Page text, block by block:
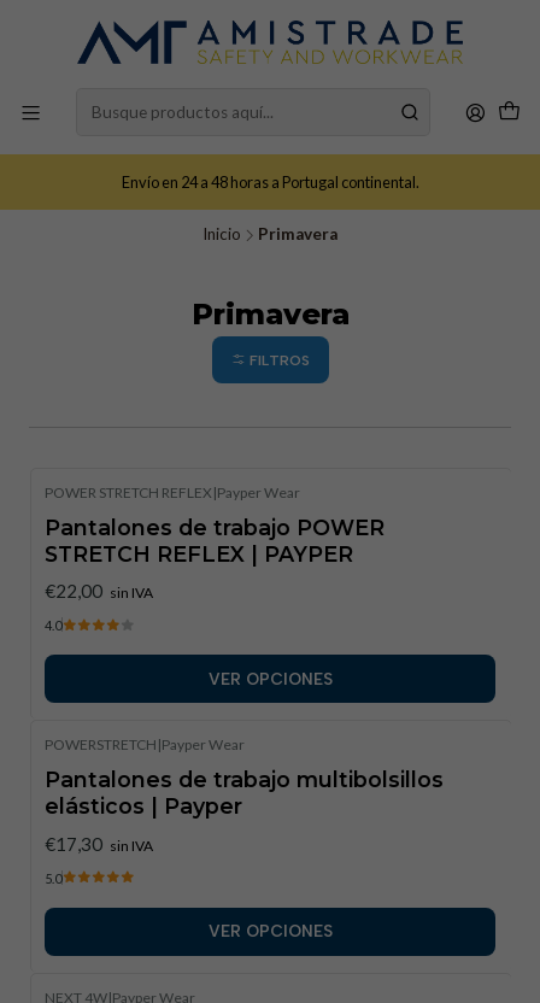
Envío en 24 a 48 horas a Portugal continental.
Inicio Primavera
Primavera
FILTROS
POWER STRETCH REFLEX |Payper Wear
Pantalones de trabajo POWER
STRETCH REFLEX | PAYPER
€22,00 sin IVA
4.0
VER OPCIONES
POWERSTRETCH |Payper Wear
Pantalones de trabajo multibolsillos
elásticos | Payper
€17,30 sin IVA
5.0
VER OPCIONES
NEXT 4W|Payper Wear